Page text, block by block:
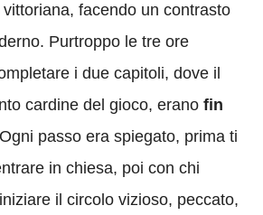
vittoriana, facendo un contrasto
Purtroppo le tre ore
i due capitoli, dove il
cardine del gioco, erano fin
passo era spiegato, prima ti
in chiesa, poi con chi
il circolo vizioso, peccato,